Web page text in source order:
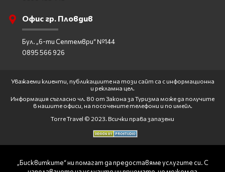
Офис гр. Пловдив
Бул. „6-ти Септември“ №144
0895 566 926
Уважаеми клиенти, публикациите на този сайт са с информационна
и рекламна цел.
Информация съгласно чл. 80 от Закона за Туризма може да получите
в нашите офиси, на посочените телефони и по имейл.
Torre Travel © 2023. Всички права запазени
„Бисквитките“ ни помагат да предоставяме услугите си. С